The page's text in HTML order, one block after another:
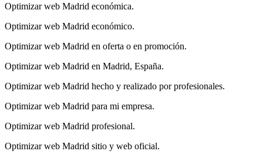
Optimizar web Madrid económica.
Optimizar web Madrid económico.
Optimizar web Madrid en oferta o en promoción.
Optimizar web Madrid en Madrid, España.
Optimizar web Madrid hecho y realizado por profesionales.
Optimizar web Madrid para mi empresa.
Optimizar web Madrid profesional.
Optimizar web Madrid sitio y web oficial.